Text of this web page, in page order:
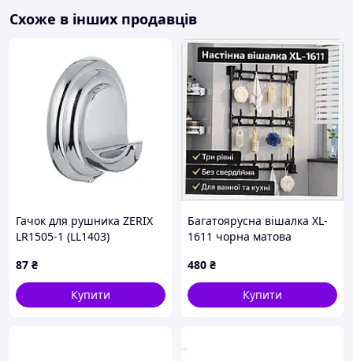
Схоже в інших продавців
Гачок для рушника ZERIX
LR1505-1 (LL1403)
87 ₴
Купити
Багатоярусна вішалка XL-
1611 чорна матова
480 ₴
Купити